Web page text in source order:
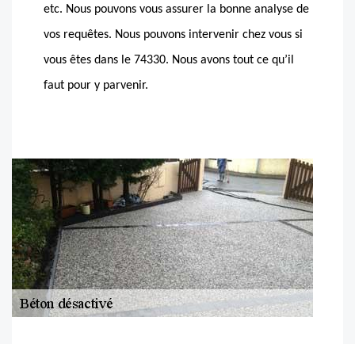
etc. Nous pouvons vous assurer la bonne analyse de
vos requêtes. Nous pouvons intervenir chez vous si
vous êtes dans le 74330. Nous avons tout ce qu’il
faut pour y parvenir.